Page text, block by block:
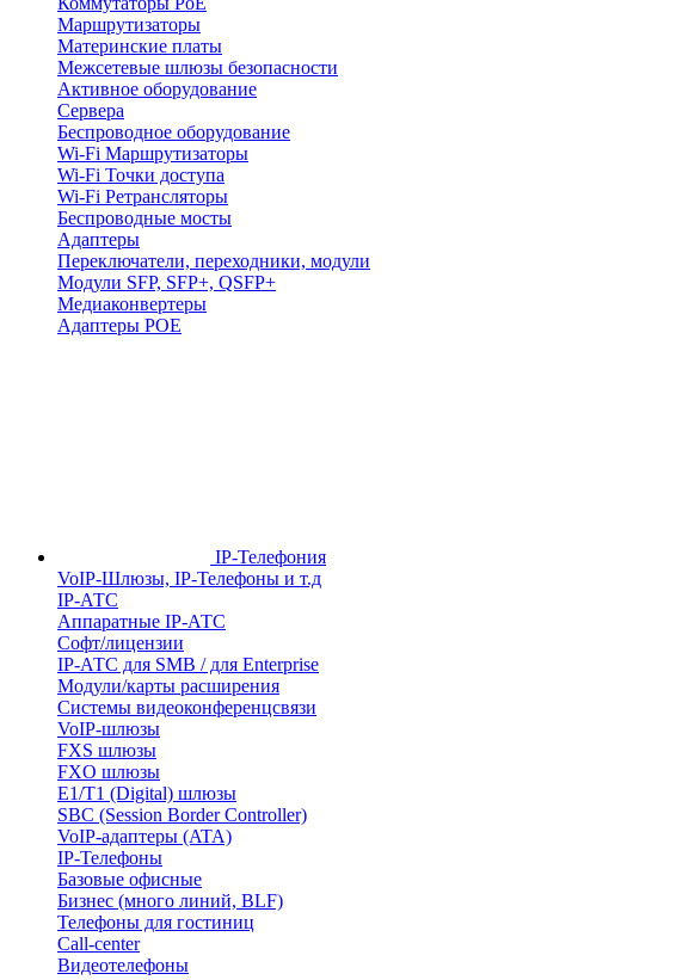
Маршрутизаторы
Материнские платы
Межсетевые шлюзы безопасности
Активное оборудование
Сервера
Беспроводное оборудование
Wi-Fi Маршрутизаторы
Wi-Fi Точки доступа
Wi-Fi Ретрансляторы
Беспроводные мосты
Адаптеры
Переключатели, переходники, модули
Модули SFP, SFP+, QSFP+
Медиаконвертеры
Адаптеры POE
IP-Телефония
VoIP-Шлюзы, IP-Телефоны и т.д
IP-АТС
Аппаратные IP-АТС
Софт/лицензии
IP-АТС для SMB / для Enterprise
Модули/карты расширения
Системы видеоконференцсвязи
VoIP-шлюзы
FXS шлюзы
FXO шлюзы
E1/T1 (Digital) шлюзы
SBC (Session Border Controller)
VoIP-адаптеры (ATA)
IP-Телефоны
Базовые офисные
Бизнес (много линий, BLF)
Телефоны для гостиниц
Call-center
Видеотелефоны